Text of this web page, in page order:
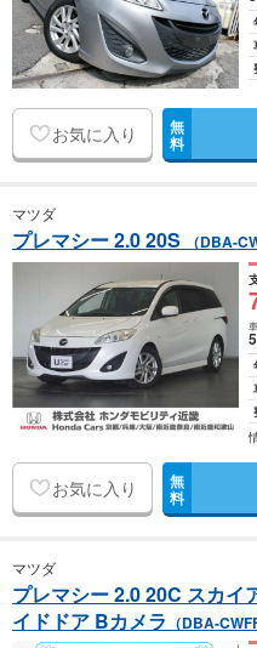
お気に入り 無
料
マツダ
プレマシー 2.0 20S （DBA-
お気に入り 無
料
マツダ
プレマシー 2.0 20C スカイ
イドドア Bカメラ （DBA-